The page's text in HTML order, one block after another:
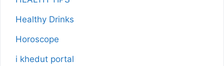
Healthy Drinks
Horoscope
i khedut portal